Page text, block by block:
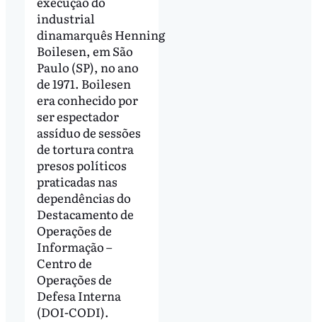
industrial
dinamarquês Henning
Boilesen, em São
Paulo (SP), no ano
de 1971. Boilesen
era conhecido por
ser espectador
assíduo de sessões
de tortura contra
presos políticos
praticadas nas
dependências do
Destacamento de
Operações de
Informação –
Centro de
Operações de
Defesa Interna
(DOI-CODI).